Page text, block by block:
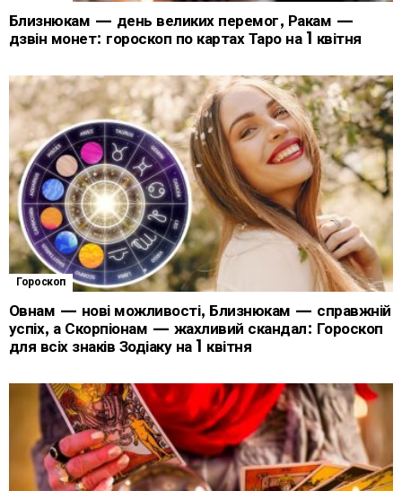
Близнюкам — день великих перемог, Ракам —
дзвін монет: гороскоп по картах Таро на 1 квітня
Гороскоп
Овнам — нові можливості, Близнюкам — справжній
успіх, а Скорпіонам — жахливий скандал: Гороскоп
для всіх знаків Зодіаку на 1 квітня